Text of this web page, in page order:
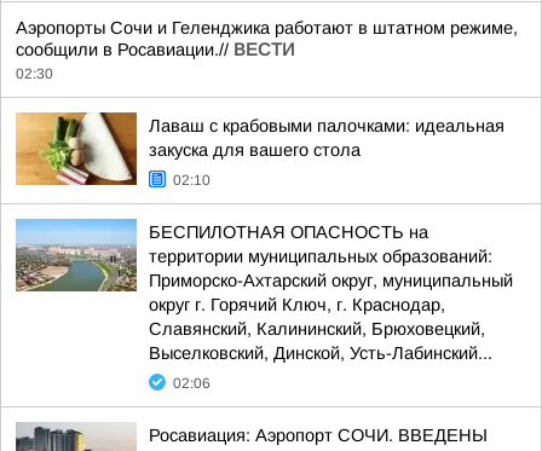
Аэропорты Сочи и Геленджика работают в штатном режиме,
сообщили в Росавиации.// ВЕСТИ
02:30
Лаваш с крабовыми палочками: идеальная
закуска для вашего стола
02:10
БЕСПИЛОТНАЯ ОПАСНОСТЬ на
территории муниципальных образований:
Приморско-Ахтарский округ, муниципальный
округ г. Горячий Ключ, г. Краснодар,
Славянский, Калининский, Брюховецкий,
Выселковский, Динской, Усть-Лабинский...
02:06
Росавиация: Аэропорт СОЧИ. ВВЕДЕНЫ